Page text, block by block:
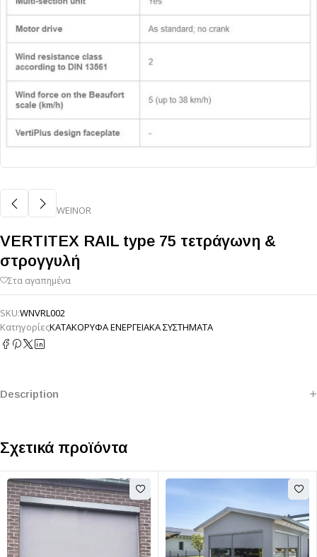
WEINOR
VERTITEX RAIL type 75 τετράγωνη &
στρογγυλή
SKU:WNVRL002
ΚατηγορίεςΚΑΤΑΚΟΡΥΦΑ ΕΝΕΡΓΕΙΑΚΑ ΣΥΣΤΗΜΑΤΑ
Description
Σχετικά προϊόντα